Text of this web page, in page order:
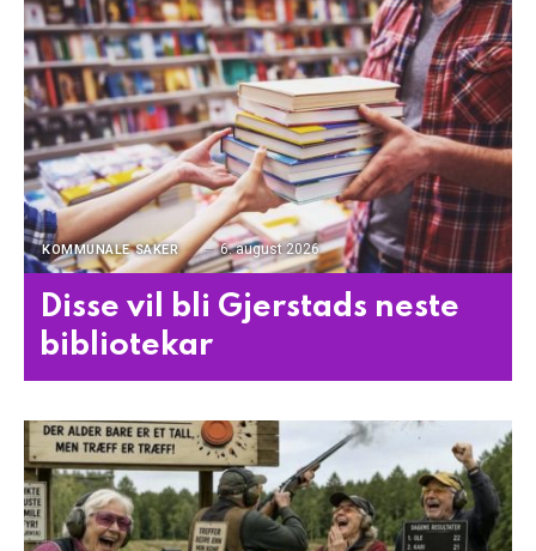
KOMMUNALE SAKER 6. august 2026
Disse vil bli Gjerstads neste
bibliotekar